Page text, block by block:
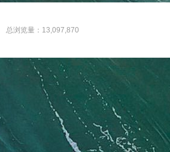
总浏览量：13,097,870